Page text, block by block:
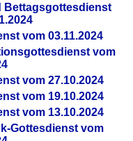
Bettagsgottesdienst
vom 03.11.2024
vom
vom 27.10.2024
vom 19.10.2024
vom 13.10.2024
Gottesdienst vom